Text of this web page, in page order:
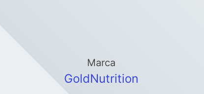
Marca
GoldNutrition